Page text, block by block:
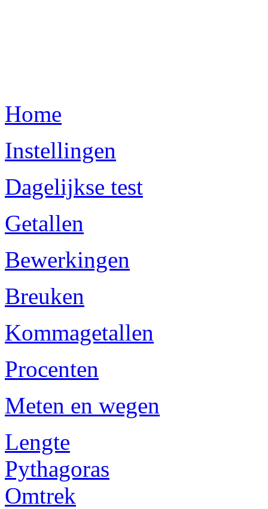
Home
Instellingen
Dagelijkse test
Getallen
Bewerkingen
Breuken
Kommagetallen
Procenten
Meten en wegen
Lengte
Pythagoras
Omtrek